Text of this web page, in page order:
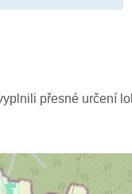
přesné určení